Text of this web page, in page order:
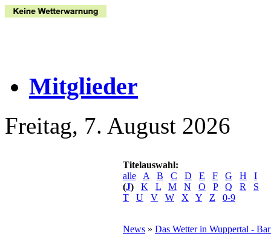
Mitglieder
Freitag, 7. August 2026
Titelauswahl:
alle
A B C D E F G H
I
(J) K L M N O P Q R
S
T
U V W X Y Z 0-9
News » Das Wetter in Wuppertal -